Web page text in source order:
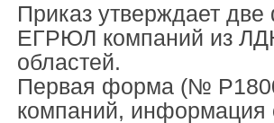
Приказ утверждает
ЕГРЮЛ компаний из
областей.
Первая форма (№
компаний, информация